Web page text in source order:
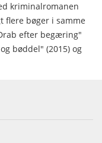
kriminalromanen
flere bøger i samme
efter begæring"
bøddel" (2015) og